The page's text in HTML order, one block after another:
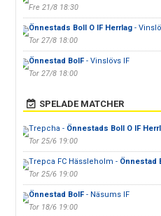
Fre 21/8 18:30
Önnestads Boll O IF Herrlag-
Tor 27/8 18:00
Önnestad BoIF- Vinslövs IF
Tor 27/8 18:00
SPELADE MATCHER
Trepcha - Önnestads Boll O IF
Tor 25/6 19:00
Trepca FC Hässleholm - Önnestad
Tor 25/6 19:00
Önnestad BoIF- Näsums IF
Tor 18/6 19:00